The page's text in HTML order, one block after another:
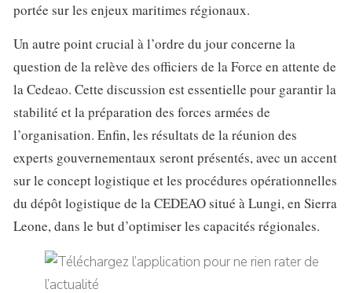
portée sur les enjeux maritimes régionaux.
Un autre point crucial à l’ordre du jour concerne la
question de la relève des officiers de la Force en attente de
la Cedeao. Cette discussion est essentielle pour garantir la
stabilité et la préparation des forces armées de
l’organisation. Enfin, les résultats de la réunion des
experts gouvernementaux seront présentés, avec un accent
sur le concept logistique et les procédures opérationnelles
du dépôt logistique de la CEDEAO situé à Lungi, en Sierra
Leone, dans le but d’optimiser les capacités régionales.